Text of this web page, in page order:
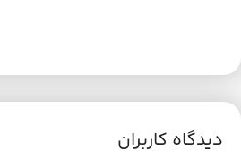
دیدگاه کاربران